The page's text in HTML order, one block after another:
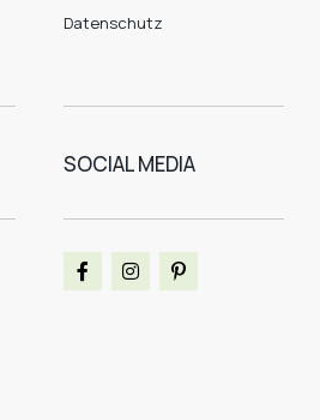
Datenschutz
SOCIAL MEDIA